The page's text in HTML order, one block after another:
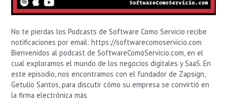
No te pierdas los Podcasts de Software Como Servicio recibe
notificaciones por email: https://softwarecomoservicio.com
Bienvenidos al podcast de SoftwareComoServicio.com, en el
cual exploramos el mundo de los negocios digitales y SaaS. En
este episodio, nos encontramos con el fundador de Zapsign,
Getulio Santos, para discutir cómo su empresa se convirtió en
la firma electrónica más